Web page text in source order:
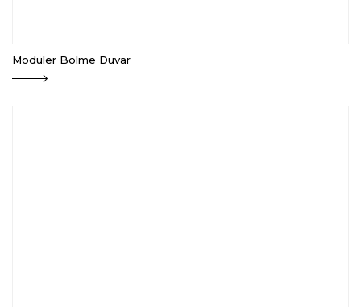
Modüler Bölme Duvar